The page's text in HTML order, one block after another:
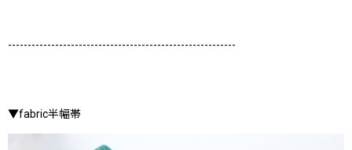
----------------------------------------------------------
▼fabric半幅帯